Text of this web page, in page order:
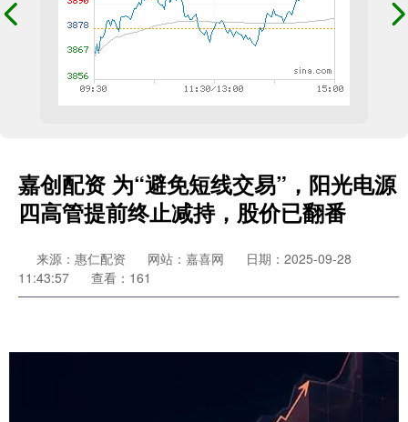
嘉创配资 为“避免短线交易”，阳光电源
四高管提前终止减持，股价已翻番
来源：惠仁配资 网站：嘉喜网
日期：2025-09-28
11:43:57
查看：161